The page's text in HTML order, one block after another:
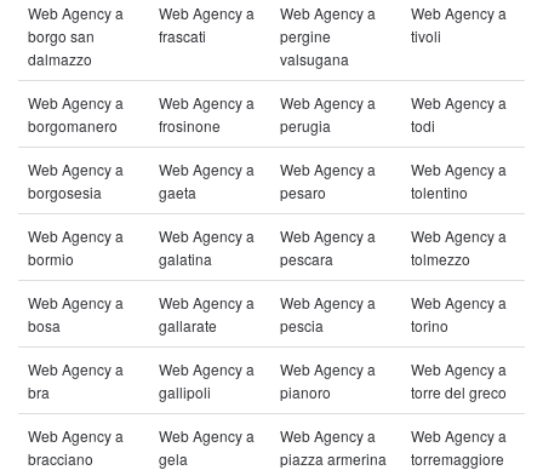
Web Agency a
borgo san
dalmazzo
Web Agency a
frascati
Web Agency a
pergine
valsugana
Web Agency a
tivoli
Web Agency a
borgomanero
Web Agency a
frosinone
Web Agency a
perugia
Web Agency a
todi
Web Agency a
borgosesia
Web Agency a
gaeta
Web Agency a
pesaro
Web Agency a
tolentino
Web Agency a
bormio
Web Agency a
galatina
Web Agency a
pescara
Web Agency a
tolmezzo
Web Agency a
bosa
Web Agency a
gallarate
Web Agency a
pescia
Web Agency a
torino
Web Agency a
bra
Web Agency a
gallipoli
Web Agency a
pianoro
Web Agency a
torre del greco
Web Agency a
bracciano
Web Agency a
gela
Web Agency a
piazza armerina
Web Agency a
torremaggiore